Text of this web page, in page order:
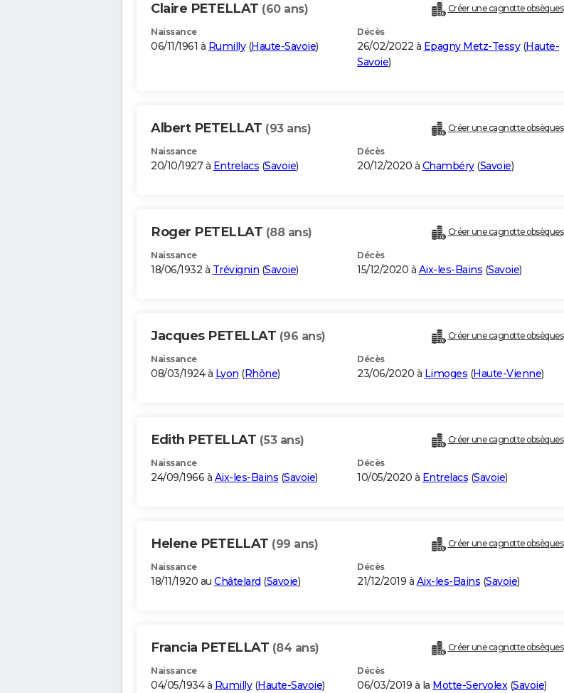
Claire PETELLAT (60 ans) Créer une cagnotte obsèques
Naissance
06/11/1961 à Rumilly(Haute-Savoie)
Décès
26/02/2022 à Epagny Metz-Tessy(Haute-
Savoie)
Albert PETELLAT (93 ans) Créer une cagnotte obsèques
Naissance
20/10/1927 à Entrelacs (Savoie)
Décès
20/12/2020 à Chambéry(Savoie)
Roger PETELLAT (88 ans) Créer une cagnotte obsèques
Naissance
18/06/1932 à Trévignin (Savoie)
Décès
15/12/2020 à Aix-les-Bains (Savoie)
Jacques PETELLAT (96 ans) Créer une cagnotte obsèques
Naissance
08/03/1924 à Lyon (Rhône)
Décès
23/06/2020 à Limoges (Haute-Vienne)
Edith PETELLAT (53 ans) Créer une cagnotte obsèques
Naissance
24/09/1966 à Aix-les-Bains (Savoie)
Décès
10/05/2020 à Entrelacs (Savoie)
Helene PETELLAT (99 ans) Créer une cagnotte obsèques
Naissance
18/11/1920 au Châtelard (Savoie)
Décès
21/12/2019 à Aix-les-Bains (Savoie)
Francia PETELLAT (84 ans) Créer une cagnotte obsèques
Naissance
04/05/1934 à Rumilly(Haute-Savoie)
Décès
06/03/2019 à la Motte-Servolex(Savoie)